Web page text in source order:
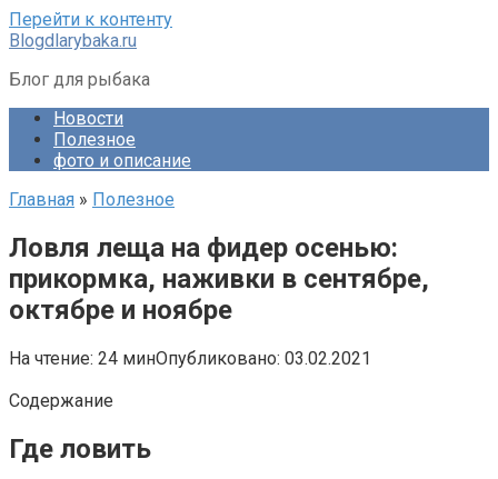
Перейти к контенту
Blogdlarybaka.ru
Блог для рыбака
Новости
Полезное
фото и описание
Главная » Полезное
Ловля леща на фидер осенью:
прикормка, наживки в сентябре,
октябре и ноябре
На чтение: 24 минОпубликовано: 03.02.2021
Содержание
Где ловить